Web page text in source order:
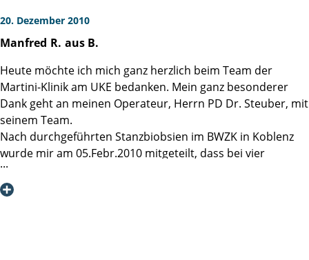
20. Dezember 2010
Manfred R. aus B.
Heute möchte ich mich ganz herzlich beim Team der
Martini-Klinik am UKE bedanken. Mein ganz besonderer
Dank geht an meinen Operateur, Herrn PD Dr. Steuber, mit
seinem Team.
Nach durchgeführten Stanzbiobsien im BWZK in Koblenz
wurde mir am 05.Febr.2010 mitgeteilt, dass bei vier
Gewebeproben ein positives Ergebnis auf Prostatakrebs
festgestellt wurde.